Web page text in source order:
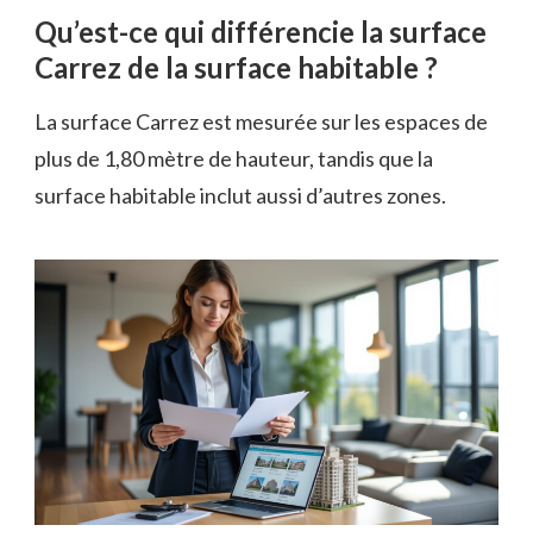
Qu’est-ce qui différencie la surface
Carrez de la surface habitable ?
La surface Carrez est mesurée sur les espaces de
plus de 1,80 mètre de hauteur, tandis que la
surface habitable inclut aussi d’autres zones.